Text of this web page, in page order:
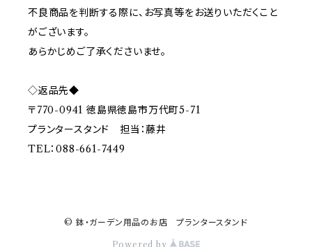
不良商品を判断する際に、お写真等をお送りいただくこと
がございます。
あらかじめご了承くださいませ。
◇返品先◆
〒770-0941 徳島県徳島市万代町5-71
プランタースタンド 担当：藤井
TEL：088-661-7449
© 鉢・ガーデン用品のお店 プランタースタンド
Powered by